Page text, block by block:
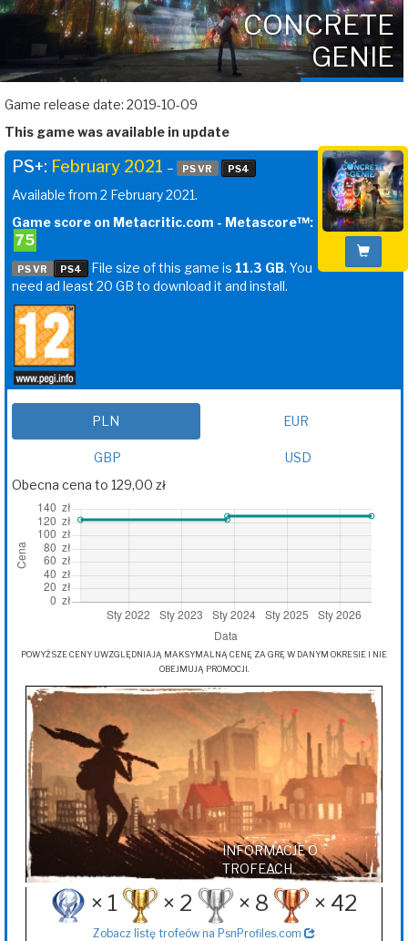
CONCRETE
GENIE
Game release date: 2019-10-09
This game was available in update
PS+: February 2021 – PS VR PS4
Available from 2 February 2021.
Game score on Metacritic.com - Metascore™:
75
PS VR PS4 File size of this game is 11.3 GB. You
need ad least 20 GB to download it and install.
PLN EUR
GBP
USD
Obecna cena to 129,00 zł
POWYŻSZE CENY UWZGLĘDNIAJĄ MAKSYMALNĄ CENĘ ZA GRĘ W DANYM OKRESIE I NIE
OBEJMUJĄ PROMOCJI.
INFORMACJE O
TROFEACH
× 1 × 2 × 8 × 42
Zobacz listę trofeów na PsnProfiles.com